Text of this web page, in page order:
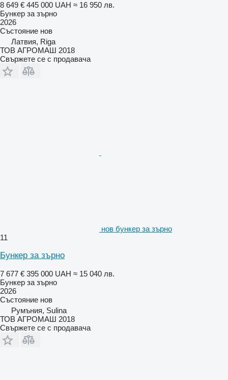
8 649 € 445 000 UAH ≈ 16 950 лв.
Бункер за зърно
2026
Състояние нов
Латвия, Riga
ТОВ АГРОМАШ 2018
Свържете се с продавача
нов бункер за зърно
11
Бункер за зърно
7 677 € 395 000 UAH ≈ 15 040 лв.
Бункер за зърно
2026
Състояние нов
Румъния, Sulina
ТОВ АГРОМАШ 2018
Свържете се с продавача